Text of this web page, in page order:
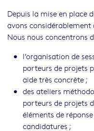
Depuis la mise en place
avons considérablement
Nous nous concentrons
l’organisation de
porteurs de projets
aide très concrète ;
des ateliers
porteurs de projets
éléments de
candidatures ;